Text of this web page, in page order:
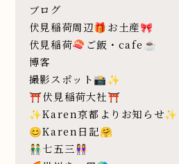
ブログ
伏見稲荷周辺🎁お土産🎀
伏見稲荷🍣ご飯・cafe☕️
博客
撮影スポット📸✨
⛩伏見稲荷大社⛩
✨Karen京都よりお知らせ✨
😊Karen日記🤗
👬七五三👭